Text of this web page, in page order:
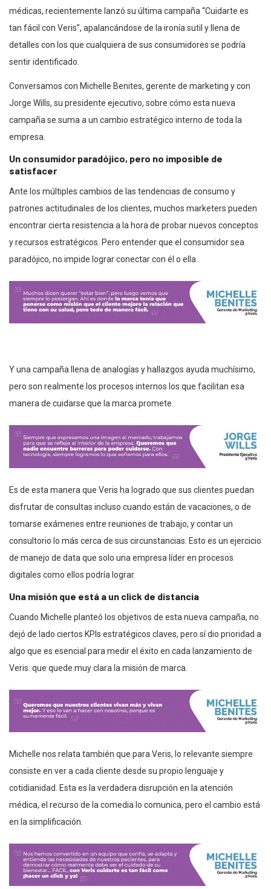
médicas, recientemente lanzó su última campaña “Cuidarte es
tan fácil con Veris”, apalancándose de la ironía sutil y llena de
detalles con los que cualquiera de sus consumidores se podría
sentir identificado.
Conversamos con Michelle Benites, gerente de marketing y con
Jorge Wills, su presidente ejecutivo, sobre cómo esta nueva
campaña se suma a un cambio estratégico interno de toda la
empresa.
Un consumidor paradójico, pero no imposible de
satisfacer
Ante los múltiples cambios de las tendencias de consumo y
patrones actitudinales de los clientes, muchos marketers pueden
encontrar cierta resistencia a la hora de probar nuevos conceptos
y recursos estratégicos. Pero entender que el consumidor sea
paradójico, no impide lograr conectar con él o ella.
Y una campaña llena de analogías y hallazgos ayuda muchísimo,
pero son realmente los procesos internos los que facilitan esa
manera de cuidarse que la marca promete.
Es de esta manera que Veris ha logrado que sus clientes puedan
disfrutar de consultas incluso cuando están de vacaciones, o de
tomarse exámenes entre reuniones de trabajo, y contar un
consultorio lo más cerca de sus circunstancias. Esto es un ejercicio
de manejo de data que solo una empresa líder en procesos
digitales como ellos podría lograr.
Una misión que está a un click de distancia
Cuando Michelle planteó los objetivos de esta nueva campaña, no
dejó de lado ciertos KPIs estratégicos claves, pero sí dio prioridad a
algo que es esencial para medir el éxito en cada lanzamiento de
Veris: que quede muy clara la misión de marca.
Michelle nos relata también que para Veris, lo relevante siempre
consiste en ver a cada cliente desde su propio lenguaje y
cotidianidad. Esta es la verdadera disrupción en la atención
médica, el recurso de la comedia lo comunica, pero el cambio está
en la simplificación.